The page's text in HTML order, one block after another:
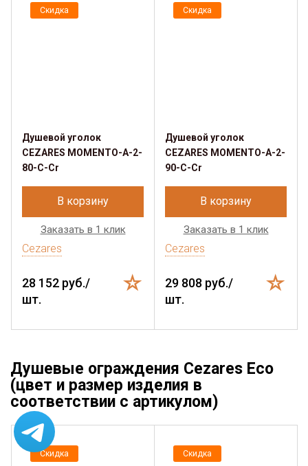
Скидка
Душевой уголок
CEZARES MOMENTO-A-2-
80-C-Cr
В корзину
Заказать в 1 клик
Cezares
28 152 руб./
шт.
Скидка
Душевой уголок
CEZARES MOMENTO-A-2-
90-C-Cr
В корзину
Заказать в 1 клик
Cezares
29 808 руб./
шт.
Душевые ограждения Cezares Eco
(цвет и размер изделия в
соответствии с артикулом)
Скидка Скидка